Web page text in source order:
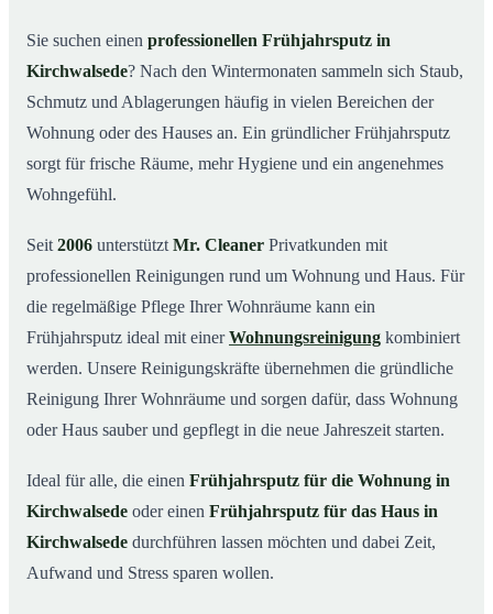
03Was kostet ein Frühjahrsputz in Kirchwalsede?
04Warum Mr. Cleaner in Kirchwalsede?
05Typische Anlässe für einen Frühjahrsputz
Jetzt Angebot einholen
Profis
Sie suchen einen professionellen Frühjahrsputz in
Kirchwalsede? Nach den Wintermonaten sammeln sich Staub,
Schmutz und Ablagerungen häufig in vielen Bereichen der
Wohnung oder des Hauses an. Ein gründlicher Frühjahrsputz
sorgt für frische Räume, mehr Hygiene und ein angenehmes
Wohngefühl.
Seit 2006 unterstützt Mr. Cleaner Privatkunden mit
professionellen Reinigungen rund um Wohnung und Haus. Für
die regelmäßige Pflege Ihrer Wohnräume kann ein
Frühjahrsputz ideal mit einerWohnungsreinigung kombiniert
werden. Unsere Reinigungskräfte übernehmen die gründliche
Reinigung Ihrer Wohnräume und sorgen dafür, dass Wohnung
oder Haus sauber und gepflegt in die neue Jahreszeit starten.
Ideal für alle, die einen Frühjahrsputz für die Wohnung in
Kirchwalsede oder einen Frühjahrsputz für das Haus in
Kirchwalsede durchführen lassen möchten und dabei Zeit,
Aufwand und Stress sparen wollen.